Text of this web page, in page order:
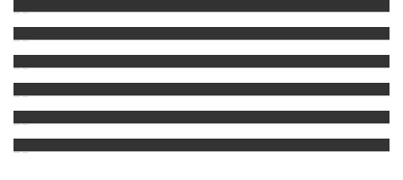
SÀN GỖ SỒI MỸ SOLID 15*90*900
SÀN GỖ SỒI MỸ SOLID 15*90*600
SÀN GỖ SỒI MỸ FJ 15*90*450
SÀN GỖ SỒI MỸ SOLID 15*90*750
SÀN GỖ SỒI MỸ FJ 15*90*1800